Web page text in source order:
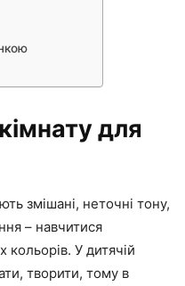
для
змішані, неточні тону,
– навчитися
кольорів. У дитячій
творити, тому в